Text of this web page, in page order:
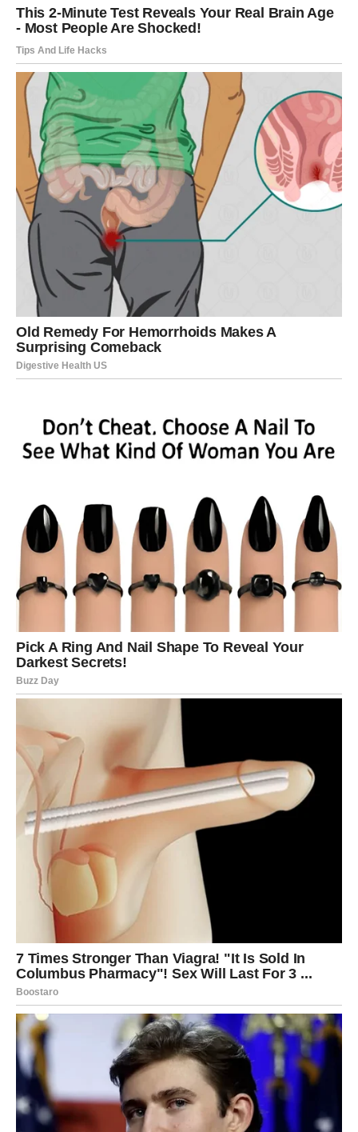
više okrenuti meditaciji, pisanju, umetnosti ili radu na
sebi. Osećaćete potrebu da budete bliže prirodi, vodi,
tišini.
Ovo je mesec u kojem shvatate da vaša empatija nije
slabost – ona je vaša moć. Ali učite da je ne trošite na
pogrešne ljude.